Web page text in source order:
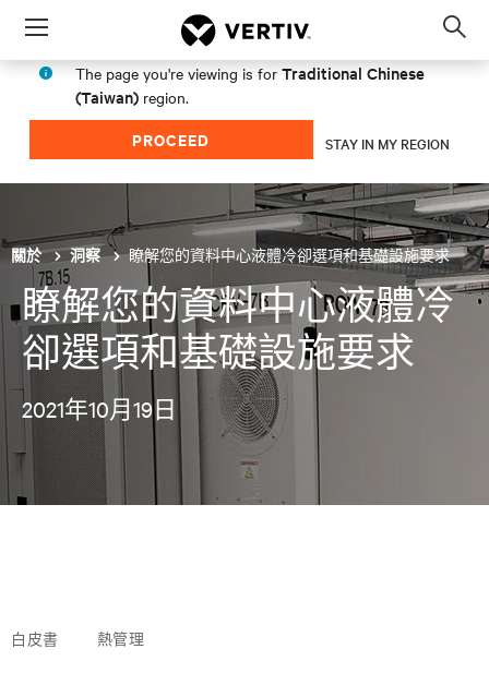
Menu
The page you're viewing is for Traditional Chinese
(Taiwan) region.
PROCEED STAY IN MY REGION
關於 洞察 瞭解您的資料中心液體冷卻選項和基礎設施要求
瞭解您的資料中心液體冷
卻選項和基礎設施要求
2021年10月19日
白皮書 熱管理